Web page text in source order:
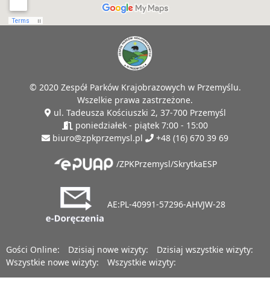
© 2020 Zespół Parków Krajobrazowych w Przemyślu.
Wszelkie prawa zastrzeżone.
ul. Tadeusza Kościuszki 2, 37-700 Przemyśl
poniedziałek - piątek 7:00 - 15:00
biuro@zpkprzemysl.pl
+48 (16) 670 39 69
/ZPKPrzemysl/SkrytkaESP
AE:PL-40991-57296-AHVJW-28
Gości Online: Dzisiaj nowe wizyty:
Dzisiaj wszystkie wizyty:
Wszystkie nowe wizyty:
Wszystkie wizyty: